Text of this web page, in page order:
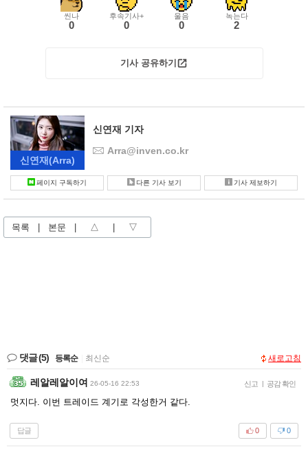
씬나
0
후속기사+
0
울음
0
녹는다
2
기사 공유하기
신연재(Arra)
신연재 기자
Arra@inven.co.kr
페이지 구독하기 다른 기사 보기 기사 제보하기
목록 | 본문 | △ | ▽
댓글(5) 등록순 최신순 새로고침
레알레알이여 26-05-16 22:53 신고 | 공감 확인
멋지다. 이번 트레이드 계기로 각성한거 같다.
답글 0
0